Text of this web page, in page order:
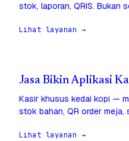
stok, laporan, QRIS. Bukan
Lihat layanan →
Jasa Bikin Aplikasi
Kasir khusus kedai kopi —
stok bahan, QR order meja,
Lihat layanan →